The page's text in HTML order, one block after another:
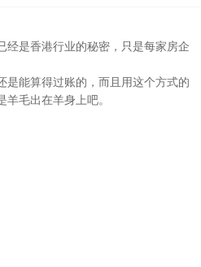
经是香港行业的秘密，只是每家房企
能算得过账的，而且用这个方式的
毛出在羊身上吧。